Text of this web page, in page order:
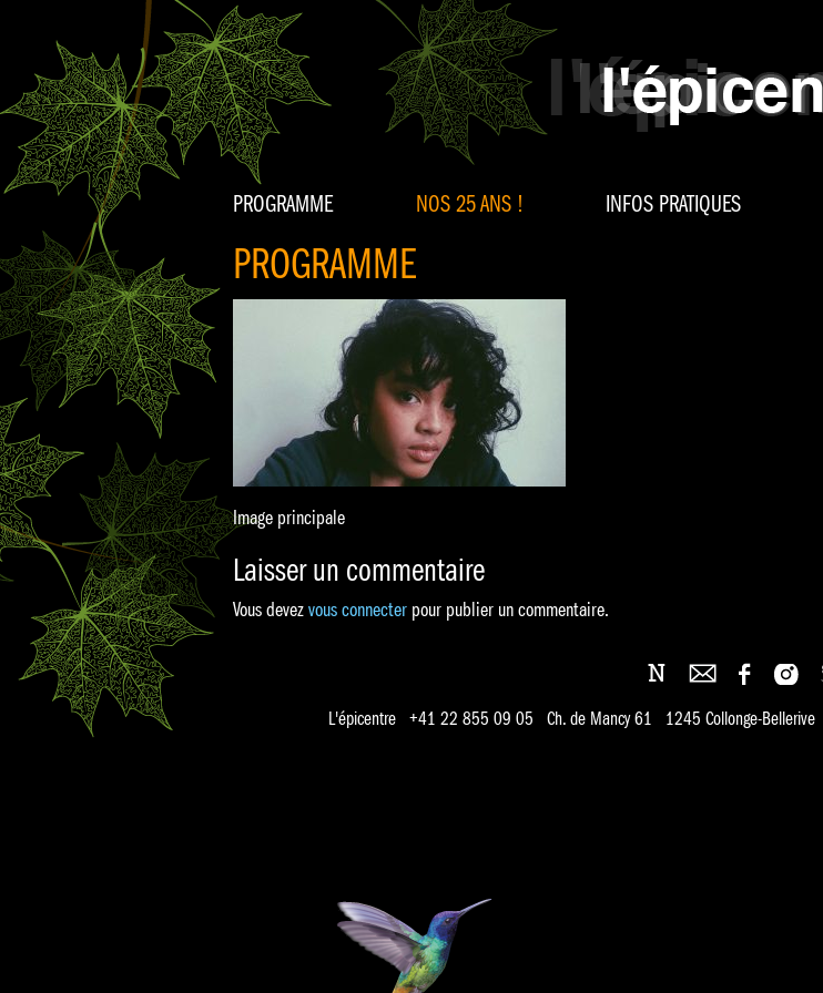
PROGRAMME NOS 25 ANS ! INFOS PRATIQUES
PROGRAMME
Image principale
Laisser un commentaire
Vous devezvous connecter pour publier un commentaire.
L'épicentre +41 22 855 09 05 Ch. de Mancy 61 1245 Collonge-Bellerive